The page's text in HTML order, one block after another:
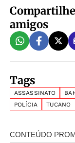
amigos
Tags
ASSASSINATO
POLÍCIA
TUCANO